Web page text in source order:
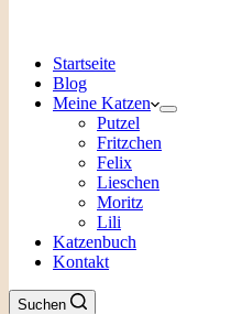
Startseite
Blog
Meine Katzen
Putzel
Fritzchen
Felix
Lieschen
Moritz
Lili
Katzenbuch
Kontakt
Suchen